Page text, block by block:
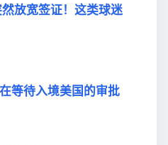
放宽签证！这类球迷
等待入境美国的审批